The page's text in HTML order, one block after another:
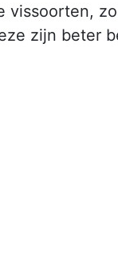
zijn beter